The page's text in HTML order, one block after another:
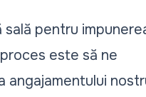
pentru
este să ne
angajamentului